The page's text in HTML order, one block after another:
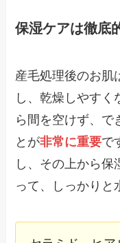
保湿ケアは徹底
産毛処理後のお肌
し、乾燥しやすく
ら間を空けず、で
とが非常に重要で
し、その上から保
って、しっかりと